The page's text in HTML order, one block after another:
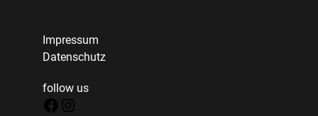
Impressum
Datenschutz
follow us
Facebook